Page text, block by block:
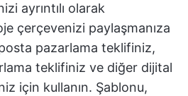
ayrıntılı olarak
çerçevenizi paylaşmanıza
pazarlama teklifiniz,
teklifiniz ve diğer dijital
için kullanın. Şablonu,